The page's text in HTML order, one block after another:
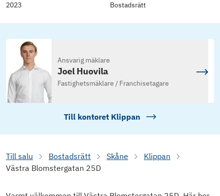
2023
Bostadsrätt
Ansvarig mäklare
Joel Huovila
Fastighetsmäklare / Franchisetagare
Till kontoret Klippan
Till salu Bostadsrätt Skåne
Klippan
Västra Blomstergatan 25D